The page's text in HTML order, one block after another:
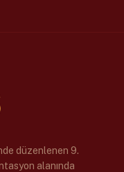
düzenlenen 9.
alanında